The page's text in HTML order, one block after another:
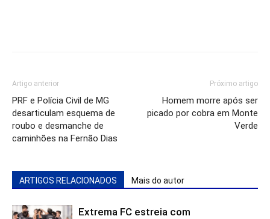
Artigo anterior
PRF e Polícia Civil de MG
desarticulam esquema de
roubo e desmanche de
caminhões na Fernão Dias
Próximo artigo
Homem morre após ser
picado por cobra em Monte
Verde
ARTIGOS RELACIONADOS Mais do autor
Extrema FC estreia com